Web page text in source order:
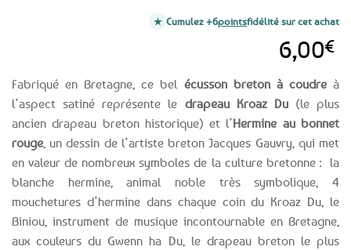
Fabriqué en Bretagne, ce belécusson breton à coudreà
l’aspect satiné représente le drapeau Kroaz Du(le plus
ancien drapeau breton historique) et l’Hermine au bonnet
rouge, un dessin de l’artiste breton Jacques Gauvry, qui met
en valeur de nombreux symboles de la culture bretonne : la
blanche hermine, animal noble très symbolique, 4
mouchetures d’hermine dans chaque coin du Kroaz Du, le
Biniou, instrument de musique incontournable en Bretagne,
aux couleurs du Gwenn ha Du, le drapeau breton le plus
6,00€
Cumulez +6pointsfidélité sur cet achat